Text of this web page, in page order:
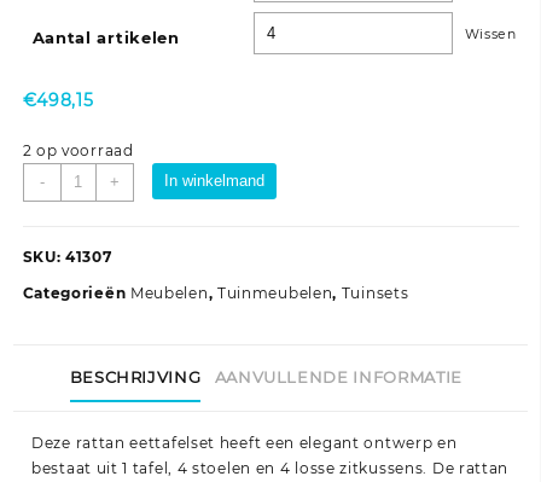
Aantal artikelen Wissen
€498,15
2 op voorraad
-
delige
met
poly
aantal
+ In winkelmand
SKU: 41307
Categorieën Meubelen, Tuinmeubelen, Tuinsets
BESCHRIJVING AANVULLENDE INFORMATIE
Deze rattan eettafelset heeft een elegant ontwerp en
bestaat uit 1 tafel, 4 stoelen en 4 losse zitkussens. De rattan